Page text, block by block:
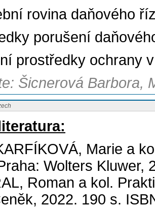
rovina daňového
porušení
prostředky ochrany
Šicnerová Barbora,
Marie a
Wolters Kluwer,
Roman a kol.
2022. 190 s.